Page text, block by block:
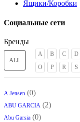
Ящики/Коробки
Социальные сети
Бренды
ALL
A B C D
O
P R S
A.Jensen (0)
ABU GARCIA (2)
Abu Garsia (0)